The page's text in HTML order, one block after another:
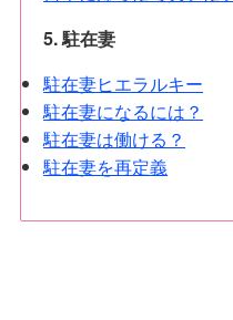
5. 駐在妻
駐在妻ヒエラルキー
駐在妻になるには？
駐在妻は働ける？
駐在妻を再定義